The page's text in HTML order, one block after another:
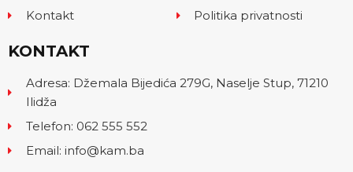
Kontakt
Politika privatnosti
KONTAKT
Adresa: Džemala Bijedića 279G, Naselje Stup, 71210
Ilidža
Telefon: 062 555 552
Email: info@kam.ba